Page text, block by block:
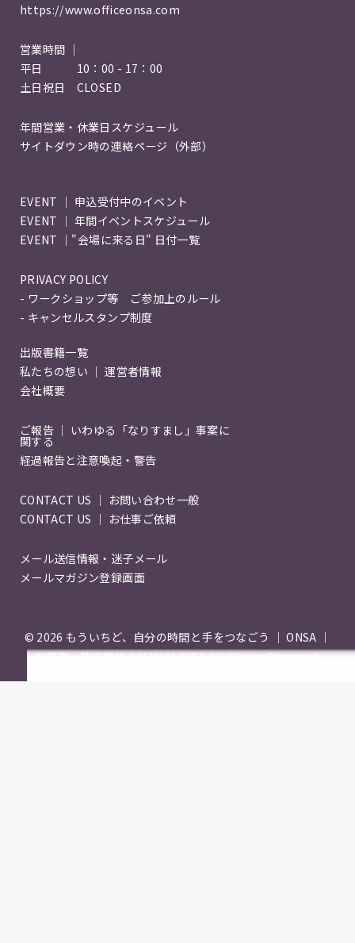
https://www.officeonsa.com
営業時間 ｜
平日 10：00 - 17：00
土日祝日 CLOSED
年間営業・休業日スケジュール
サイトダウン時の連絡ページ（外部）
EVENT ｜ 申込受付中のイベント
EVENT ｜ 年間イベントスケジュール
EVENT ｜"会場に来る日" 日付一覧
PRIVACY POLICY
- ワークショップ等 ご参加上のルール
- キャンセルスタンプ制度
出版書籍一覧
私たちの想い ｜ 運営者情報
会社概要
ご報告 ｜ いわゆる「なりすまし」事案に
関する
経過報告と注意喚起・警告
CONTACT US ｜ お問い合わせ一般
CONTACT US ｜ お仕事ご依頼
メール送信情報・迷子メール
メールマガジン登録画面
© 2026 もういちど、自分の時間と手をつなごう ｜ ONSA ｜
文筆業・藤沢優月 OFFICIAL SITEAll Rights Reserved.